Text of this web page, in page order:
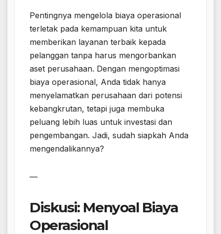
Pentingnya mengelola biaya operasional
terletak pada kemampuan kita untuk
memberikan layanan terbaik kepada
pelanggan tanpa harus mengorbankan
aset perusahaan. Dengan mengoptimasi
biaya operasional, Anda tidak hanya
menyelamatkan perusahaan dari potensi
kebangkrutan, tetapi juga membuka
peluang lebih luas untuk investasi dan
pengembangan. Jadi, sudah siapkah Anda
mengendalikannya?
—
Diskusi: Menyoal Biaya
Operasional